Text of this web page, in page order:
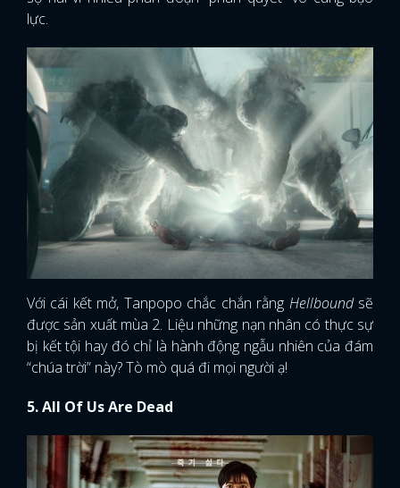
lực.
Với cái kết mở, Tanpopo chắc chắn rằng Hellbound sẽ
được sản xuất mùa 2. Liệu những nạn nhân có thực sự
bị kết tội hay đó chỉ là hành động ngẫu nhiên của đám
“chúa trời” này? Tò mò quá đi mọi người ạ!
5. All Of Us Are Dead